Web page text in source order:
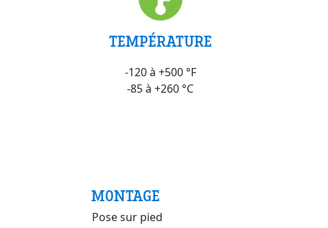
TEMPÉRATURE
-120 à +500 °F
-85 à +260 °C
MONTAGE
Pose sur pied